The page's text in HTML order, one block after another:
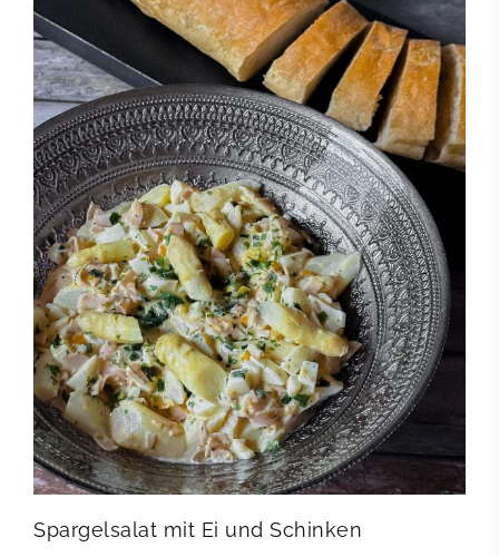
Spargelsalat mit Ei und Schinken